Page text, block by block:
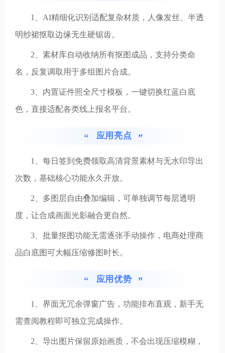
1、AI精细化识别适配复杂材质，人像发丝、半透
明纱裙抠取边缘无生硬锯齿。
2、素材库自动收纳所有抠图成品，支持分类命
名，反复调取用于多组图片合成。
3、内置证件照全尺寸模板，一键切换红蓝白底
色，直接适配各类线上报名平台。
应用亮点
1、每日签到免费领取高清背景素材与无水印导出
次数，基础核心功能永久开放。
2、多图层自由叠加编辑，可单独调节每层透明
度，让合成画面光影融合更自然。
3、批量抠图功能无需逐张手动操作，电商处理商
品白底图可大幅压缩修图时长。
应用优势
1、界面无冗余弹窗广告，功能排布直观，新手无
需查阅教程即可独立完成操作。
2、导出图片保留原始画质，不会出现压缩模糊，